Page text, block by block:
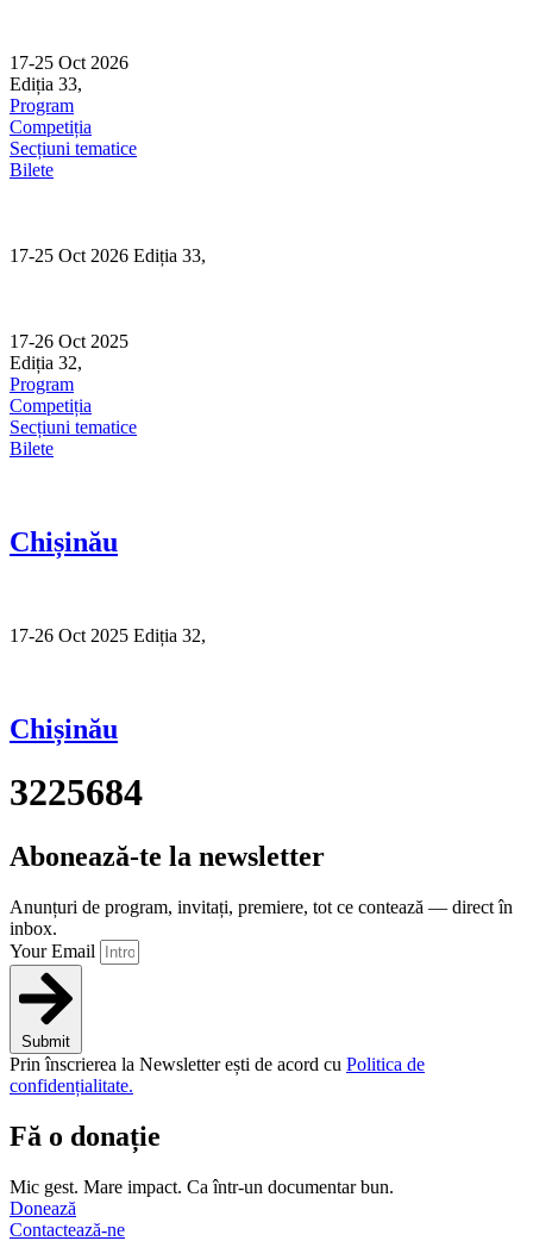
content
17-25 Oct 2026
Ediția 33,
Program
Competiția
Secțiuni tematice
Bilete
17-25 Oct 2026 Ediția 33,
17-26 Oct 2025
Ediția 32,
Program
Competiția
Secțiuni tematice
Bilete
Chișinău
17-26 Oct 2025 Ediția 32,
Chișinău
3225684
Abonează-te la newsletter
Anunțuri de program, invitați, premiere, tot ce contează — direct în
inbox.
Your Email
Submit
Prin înscrierea la Newsletter ești de acord cu Politica de
confidențialitate.
Fă o donație
Mic gest. Mare impact. Ca într-un documentar bun.
Donează
Contactează-ne